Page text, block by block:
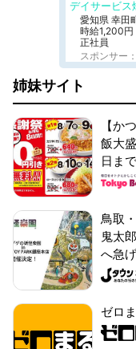
デイサービス
愛知県 幸田
時給1,200円
正社員
スポンサー
姉妹サイト
【か
飯大
日ま
鳥取
鬼太
へ急
ゼロ